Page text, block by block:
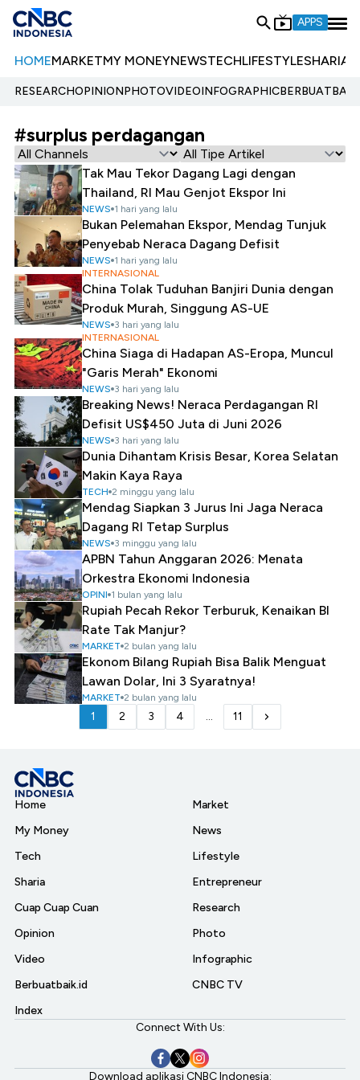
APPS
HOMEMARKETMY MONEYNEWSTECHLIFESTYLESHARIA
RESEARCHOPINIONPHOTOVIDEOINFOGRAPHIC
#surplus perdagangan
Tak Mau Tekor Dagang Lagi dengan
Thailand, RI Mau Genjot Ekspor Ini
NEWS 1 hari yang lalu
Bukan Pelemahan Ekspor, Mendag Tunjuk
Penyebab Neraca Dagang Defisit
NEWS 1 hari yang lalu
INTERNASIONAL
China Tolak Tuduhan Banjiri Dunia dengan
Produk Murah, Singgung AS-UE
NEWS 3 hari yang lalu
INTERNASIONAL
China Siaga di Hadapan AS-Eropa, Muncul
"Garis Merah" Ekonomi
NEWS 3 hari yang lalu
Breaking News! Neraca Perdagangan RI
Defisit US$450 Juta di Juni 2026
NEWS 3 hari yang lalu
Dunia Dihantam Krisis Besar, Korea Selatan
Makin Kaya Raya
TECH 2 minggu yang lalu
Mendag Siapkan 3 Jurus Ini Jaga Neraca
Dagang RI Tetap Surplus
NEWS 3 minggu yang lalu
APBN Tahun Anggaran 2026: Menata
Orkestra Ekonomi Indonesia
OPINI 1 bulan yang lalu
Rupiah Pecah Rekor Terburuk, Kenaikan BI
Rate Tak Manjur?
MARKET 2 bulan yang lalu
Ekonom Bilang Rupiah Bisa Balik Menguat
Lawan Dolar, Ini 3 Syaratnya!
MARKET 2 bulan yang lalu
1 2 3 4 ... 11
Home
My Money
Tech
Sharia
Cuap Cuap Cuan
Opinion
Video
Berbuatbaik.id
Index
Market
News
Lifestyle
Entrepreneur
Research
Photo
Infographic
CNBC TV
Connect With Us:
Download aplikasi CNBC Indonesia: